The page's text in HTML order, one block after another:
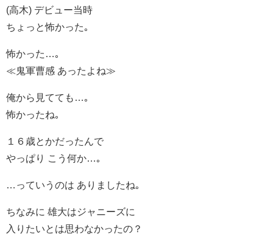
(高木) デビュー当時
ちょっと怖かった｡
怖かった…｡
≪鬼軍曹感 あったよね≫
俺から見てても…｡
怖かったね｡
１６歳とかだったんで
やっぱり こう何か…｡
…っていうのは ありましたね｡
ちなみに 雄大はジャニーズに
入りたいとは思わなかったの？